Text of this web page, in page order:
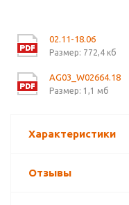
02.11-18.06
Размер: 772,4 кб
AG03_W02664.18
Размер: 1,1 мб
Характеристики
Отзывы